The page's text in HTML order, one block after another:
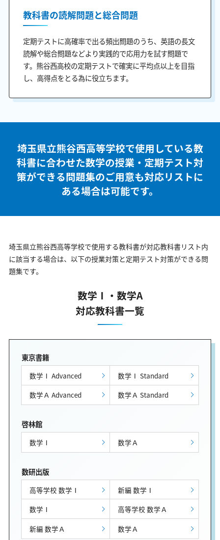
教科書の読解問題と総合問題
定期テストに高確率で出る頻出問題のうち、英語の長文
読解や総合問題などより実践的で応用力を試す問題で
す。熊谷西高校の定期テストで確実に平均点以上を目指
し、高得点をとる為に役立ちます。
埼玉県立熊谷西高等学校で使用している教
科書に合わせた数学の授業・定期テスト対
策ができる問題集のご用意も対応リストに
ある場合は可能です。
埼玉県立熊谷西高等学校で使用する教科書が対応教科書リスト内
に該当する場合は、以下の授業対策と定期テスト対策ができる問
題集です。
数学Ⅰ・数学A
対応教科書一覧
東京書籍
数学Ⅰ Advanced
数学Ⅰ Standard
数学Ａ Advanced
数学Ａ Standard
啓林館
数学Ⅰ 数学Ａ
数研出版
高等学校 数学Ⅰ
新編 数学Ⅰ
数学Ⅰ
高等学校 数学Ａ
新編 数学Ａ
数学Ａ